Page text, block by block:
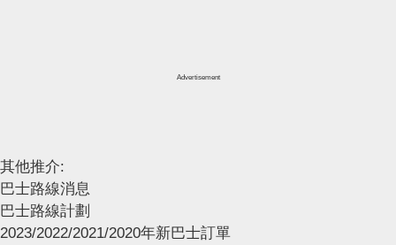
Advertisement
其他推介:
巴士路線消息
巴士路線計劃
2023/2022/2021/2020年新巴士訂單